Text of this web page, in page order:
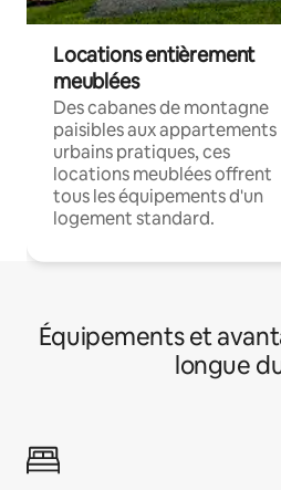
Locations entièrement
meublées
Des cabanes de montagne
paisibles aux appartements
urbains pratiques, ces
locations meublées offrent
tous les équipements d'un
logement standard.
Équipements et
longue